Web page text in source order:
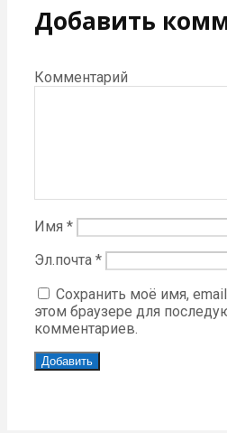
Добавить
Комментарий
Имя *
Эл.почта *
Сохранить моё имя,
этом браузере для
комментариев.